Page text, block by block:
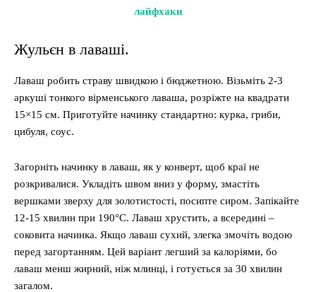
лайфхаки
Жульєн в лаваші.
Лаваш робить страву швидкою і бюджетною. Візьміть 2-3
аркуші тонкого вірменського лаваша, розріжте на квадрати
15×15 см. Приготуйте начинку стандартно: курка, гриби,
цибуля, соус.
Загорніть начинку в лаваш, як у конверт, щоб краї не
розкривалися. Укладіть швом вниз у форму, змастіть
вершками зверху для золотистості, посипте сиром. Запікайте
12-15 хвилин при 190°C. Лаваш хрустить, а всередині –
соковита начинка. Якщо лаваш сухий, злегка змочіть водою
перед загортанням. Цей варіант легший за калоріями, бо
лаваш менш жирний, ніж млинці, і готується за 30 хвилин
загалом.